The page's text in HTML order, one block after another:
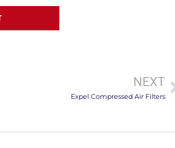
NEXT
Expel Compressed Air Filters